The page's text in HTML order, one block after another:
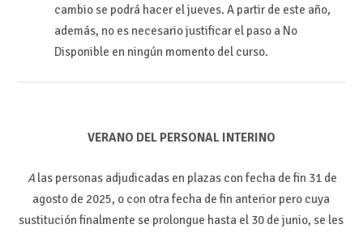
cambio se podrá hacer el jueves. A partir de este año,
además, no es necesario justificar el paso a No
Disponible en ningún momento del curso.
VERANO DEL PERSONAL INTERINO
A las personas adjudicadas en plazas con fecha de fin 31 de
agosto de 2025, o con otra fecha de fin anterior pero cuya
sustitución finalmente se prolongue hasta el 30 de junio, se les